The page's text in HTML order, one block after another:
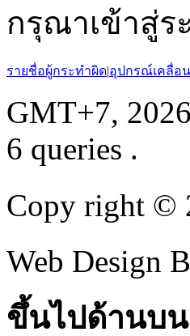
กรุณาเข้าสู่ร
รายชื่อผู้กระทำผิด|อุปกรณ์เคลื่อ
GMT+7,
6 queries .
Copy right ©
Web Design
ขึ้นไปด้านบน